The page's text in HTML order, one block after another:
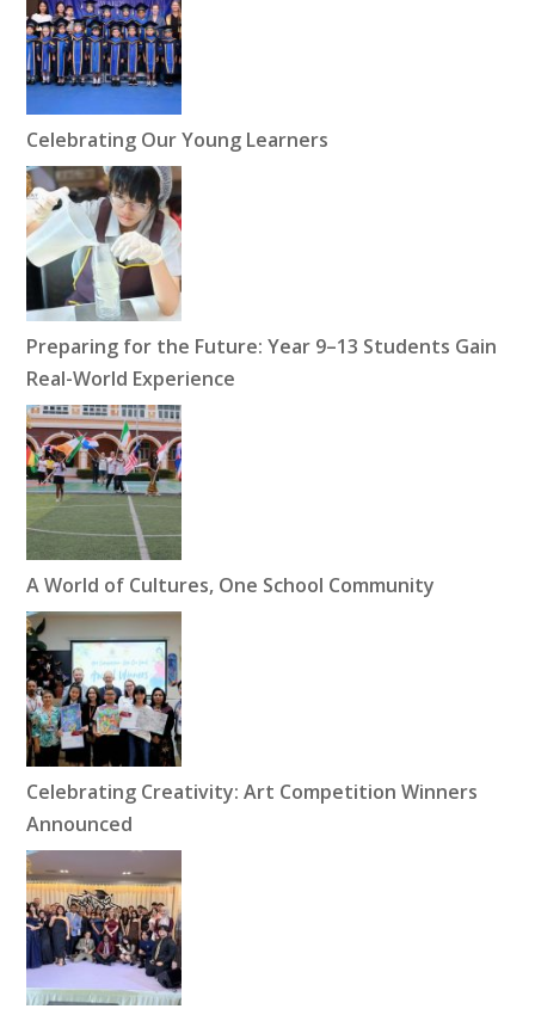
Celebrating Our Young Learners
Preparing for the Future: Year 9–13 Students Gain
Real-World Experience
A World of Cultures, One School Community
Celebrating Creativity: Art Competition Winners
Announced